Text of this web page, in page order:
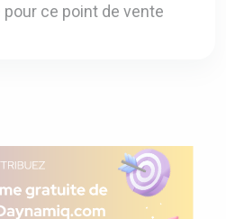
ce point de vente